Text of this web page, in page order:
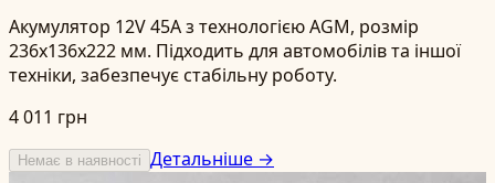
Акумулятор 12V 45А з технологією AGM, розмір
236x136x222 мм. Підходить для автомобілів та іншої
техніки, забезпечує стабільну роботу.
4 011 грн
Немає в наявності Детальніше →